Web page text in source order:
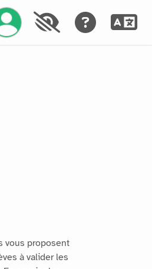
votre compte
vous proposent
à valider les